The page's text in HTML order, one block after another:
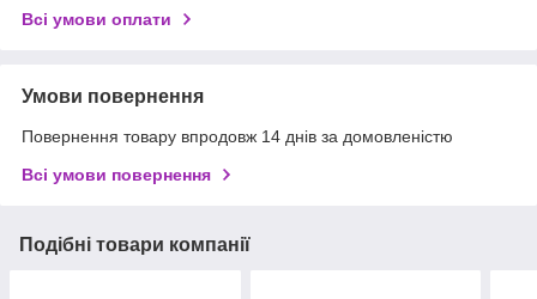
Всі умови оплати
Умови повернення
Повернення товару впродовж 14 днів за домовленістю
Всі умови повернення
Подібні товари компанії